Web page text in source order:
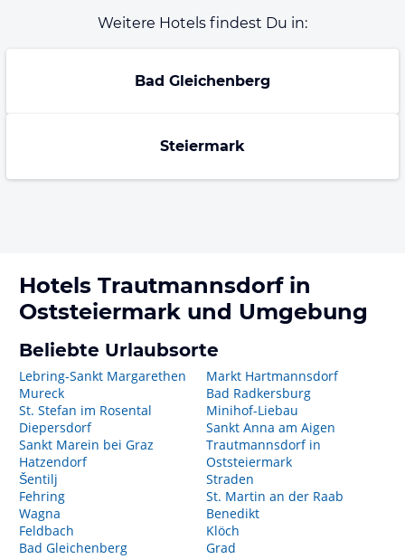
Weitere Hotels findest Du in:
Bad Gleichenberg
Steiermark
Hotels Trautmannsdorf in
Oststeiermark und Umgebung
Beliebte Urlaubsorte
Lebring-Sankt Margarethen
Mureck
St. Stefan im Rosental
Diepersdorf
Sankt Marein bei Graz
Hatzendorf
Šentilj
Fehring
Wagna
Feldbach
Bad Gleichenberg
Markt Hartmannsdorf
Bad Radkersburg
Minihof-Liebau
Sankt Anna am Aigen
Trautmannsdorf in
Oststeiermark
Straden
St. Martin an der Raab
Benedikt
Klöch
Grad